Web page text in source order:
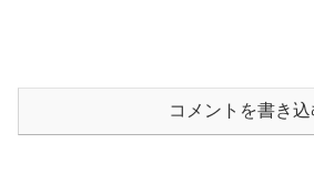
コメントを書き込